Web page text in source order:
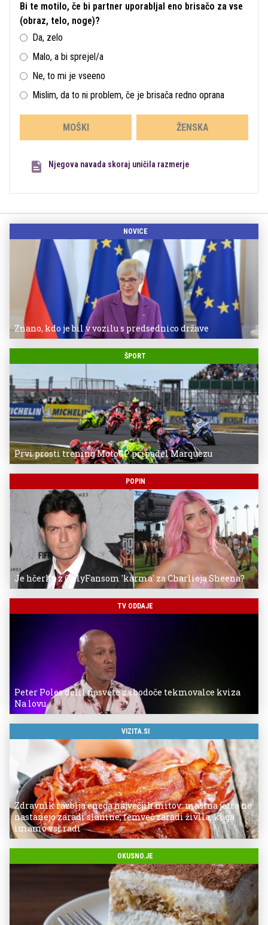
Bi te motilo, če bi partner uporabljal eno brisačo za vse
(obraz, telo, noge)?
Da, zelo
Malo, a bi sprejel/a
Ne, to mi je vseeno
Mislim, da to ni problem, če je brisača redno oprana
MOŠKI ŽENSKA
Njegova navada skoraj uničila razmerje
NOVICE
Znano, kdo je bil v vozilu s predsednico države
ŠPORT
Prvi prosti trening MotoGP pripadel Marquezu
POPIN
Je hčerka z OnlyFansom 'karma' za Charlieja Sheena?
TV ODDAJE
Peter Poles delil nasvete za bodoče tekmovalce kviza
Na lovu
VIZITA.SI
Zdravnik razbija enega največjih mitov: mastna jetra ne
nastanejo zaradi slanine, temveč zaradi živila, ki ga
imamo vsi radi
OKUSNO.JE